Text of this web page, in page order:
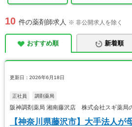
10 件の薬剤師求人 ※ 非公開求人を除く
おすすめ順 新着順
更新日：2026年6月18日
正社員 調剤薬局
阪神調剤薬局 湘南藤沢店 株式会社スギ薬局
【神奈川県藤沢市】大手法人